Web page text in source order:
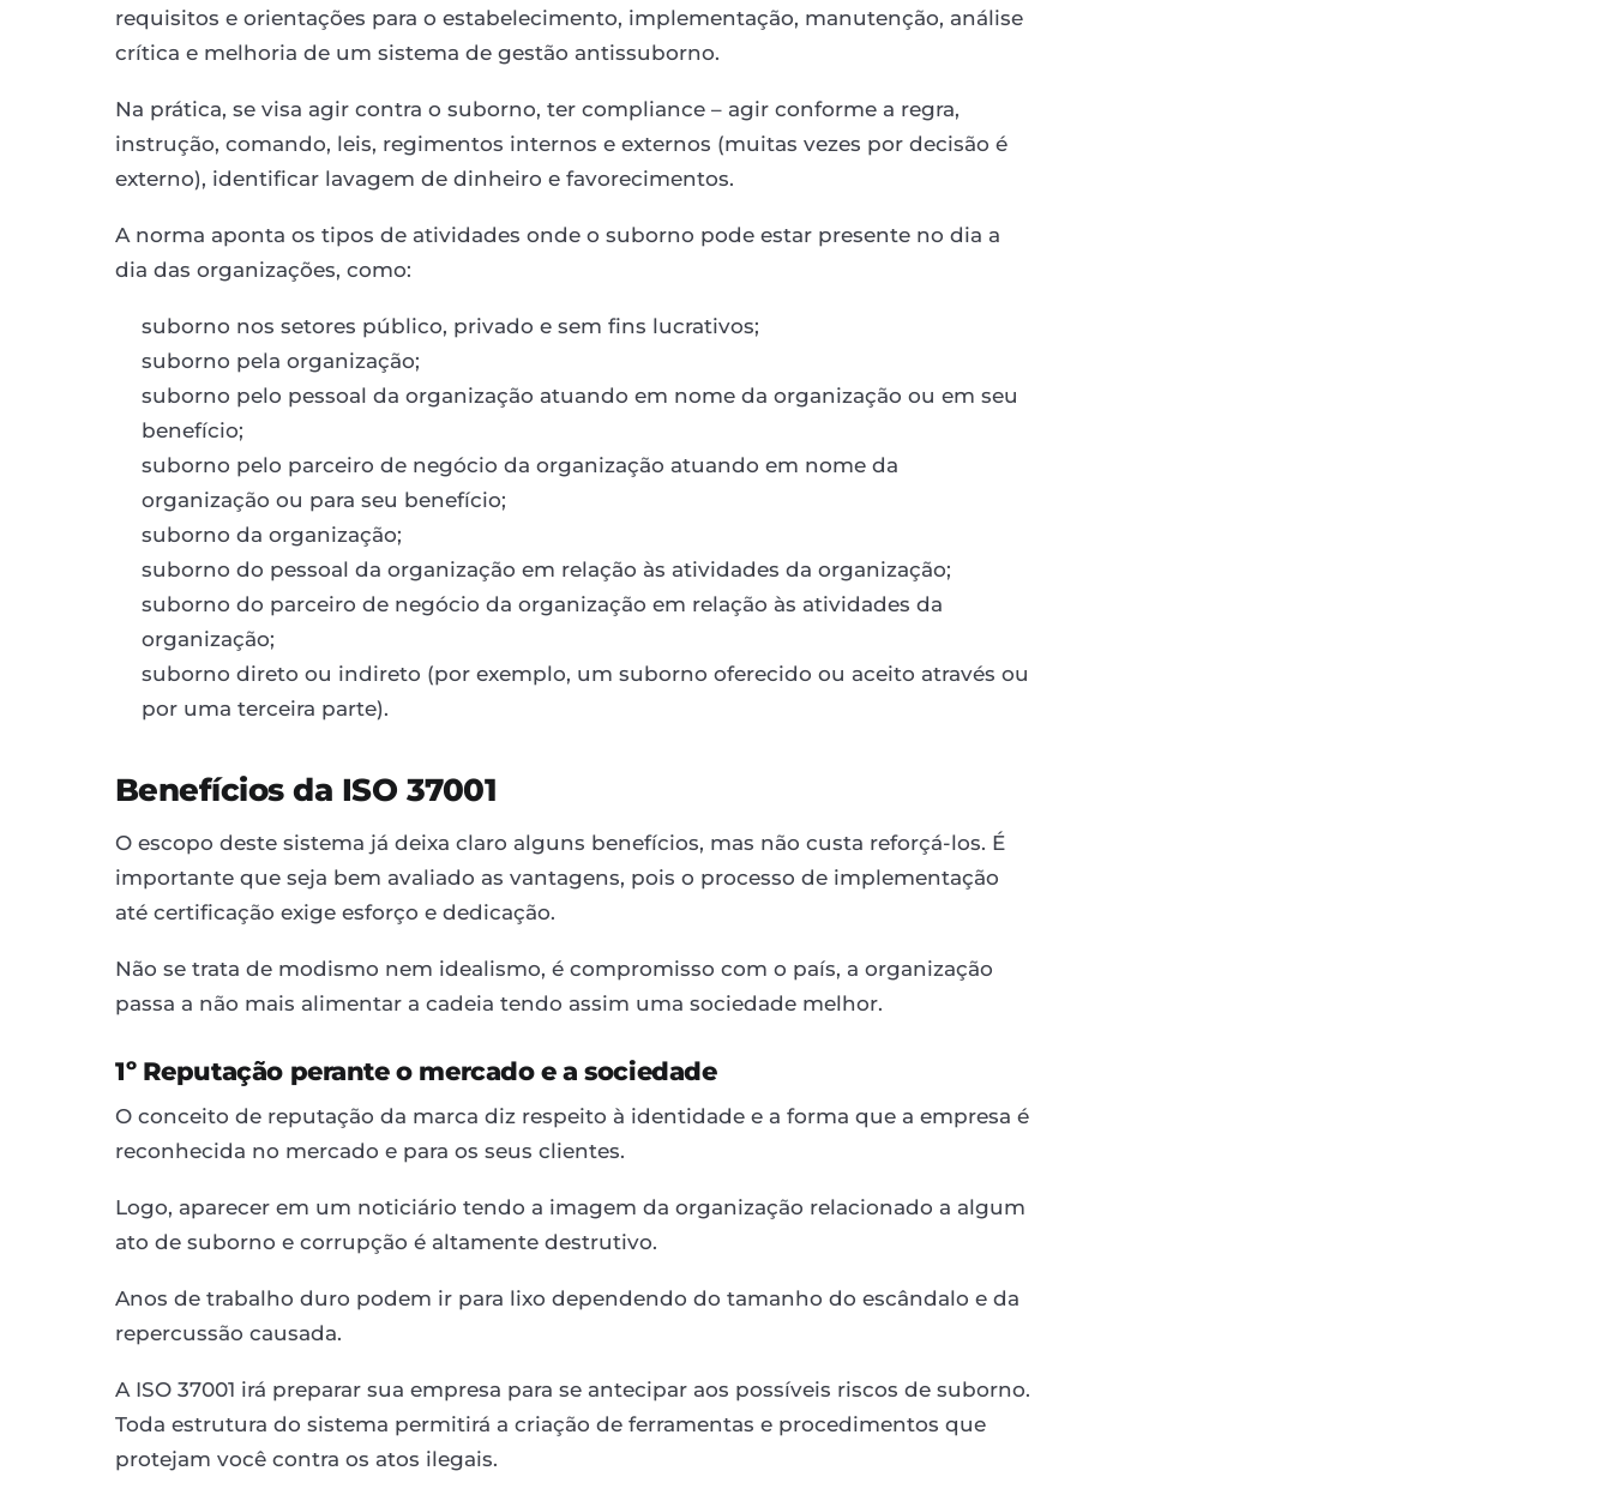
requisitos e orientações para o estabelecimento, implementação, manutenção, análise
crítica e melhoria de um sistema de gestão antissuborno.
Na prática, se visa agir contra o suborno, ter compliance – agir conforme a regra,
instrução, comando, leis, regimentos internos e externos (muitas vezes por decisão é
externo), identificar lavagem de dinheiro e favorecimentos.
A norma aponta os tipos de atividades onde o suborno pode estar presente no dia a
dia das organizações, como:
suborno nos setores público, privado e sem fins lucrativos;
suborno pela organização;
suborno pelo pessoal da organização atuando em nome da organização ou em seu
benefício;
suborno pelo parceiro de negócio da organização atuando em nome da
organização ou para seu benefício;
suborno da organização;
suborno do pessoal da organização em relação às atividades da organização;
suborno do parceiro de negócio da organização em relação às atividades da
organização;
suborno direto ou indireto (por exemplo, um suborno oferecido ou aceito através ou
por uma terceira parte).
Benefícios da ISO 37001
O escopo deste sistema já deixa claro alguns benefícios, mas não custa reforçá-los. É
importante que seja bem avaliado as vantagens, pois o processo de implementação
até certificação exige esforço e dedicação.
Não se trata de modismo nem idealismo, é compromisso com o país, a organização
passa a não mais alimentar a cadeia tendo assim uma sociedade melhor.
1º Reputação perante o mercado e a sociedade
O conceito de reputação da marca diz respeito à identidade e a forma que a empresa é
reconhecida no mercado e para os seus clientes.
Logo, aparecer em um noticiário tendo a imagem da organização relacionado a algum
ato de suborno e corrupção é altamente destrutivo.
Anos de trabalho duro podem ir para lixo dependendo do tamanho do escândalo e da
repercussão causada.
A ISO 37001 irá preparar sua empresa para se antecipar aos possíveis riscos de suborno.
Toda estrutura do sistema permitirá a criação de ferramentas e procedimentos que
protejam você contra os atos ilegais.